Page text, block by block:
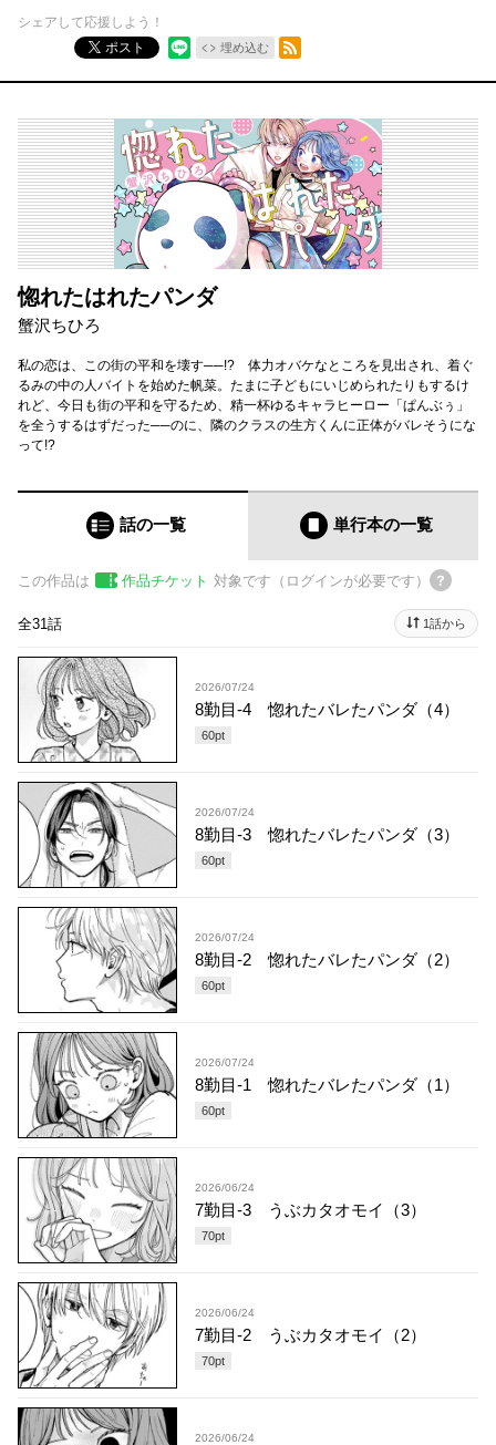
シェアして応援しよう！
ポスト
埋め込む
RSSフィード
惚れたはれたパンダ
蟹沢ちひろ
私の恋は、この街の平和を壊す──!? 体力オバケなところを見出され、着ぐ
るみの中の人バイトを始めた帆菜。たまに子どもにいじめられたりもするけ
れど、今日も街の平和を守るため、精一杯ゆるキャラヒーロー「ぱんぶぅ」
を全うするはずだった──のに、隣のクラスの生方くんに正体がバレそうにな
って!?
話の一覧 単行本の一覧
この作品は 作品チケット 対象です（ログインが必要です）
全31話 1話から
2026/07/24
8勤目-4 惚れたバレたパンダ（4）
60pt
2026/07/24
8勤目-3 惚れたバレたパンダ（3）
60pt
2026/07/24
8勤目-2 惚れたバレたパンダ（2）
60pt
2026/07/24
8勤目-1 惚れたバレたパンダ（1）
60pt
2026/06/24
7勤目-3 うぶカタオモイ（3）
70pt
2026/06/24
7勤目-2 うぶカタオモイ（2）
70pt
2026/06/24